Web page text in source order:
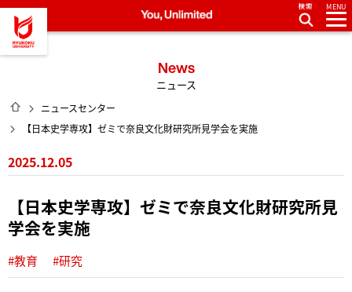
龍谷大学 You, Unlimited
MENU
News
ニュース
HOME
ニュースセンター
【日本史学専攻】ゼミで奈良文化財研究所見学会を実施
2025.12.05
【日本史学専攻】ゼミで奈良文化財研究所見
学会を実施
#教育 #研究